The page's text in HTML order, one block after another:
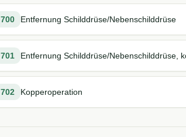
700 Entfernung Schilddrüse/Nebenschilddrüse
701 Entfernung Schilddrüse/Nebenschilddrüse,
702 Kopperoperation